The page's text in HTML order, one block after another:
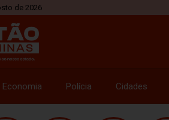
de 2026
Economia Polícia Cidades